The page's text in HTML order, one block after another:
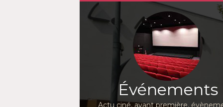
Événements
Actu ciné, avant première,